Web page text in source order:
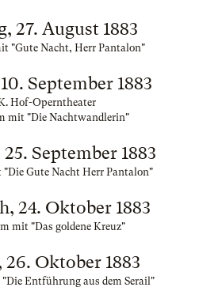
27. August 1883
"Gute Nacht, Herr Pantalon"
September 1883
Hof-Operntheater
mit "Die Nachtwandlerin"
September 1883
"Die Gute Nacht Herr Pantalon"
24. Oktober 1883
mit "Das goldene Kreuz"
26. Oktober 1883
Entführung aus dem Serail"